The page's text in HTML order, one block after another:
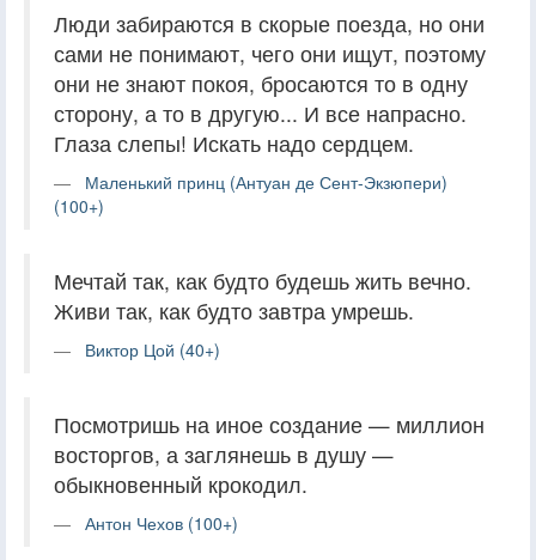
Люди забираются в скорые поезда, но они
сами не понимают, чего они ищут, поэтому
они не знают покоя, бросаются то в одну
сторону, а то в другую... И все напрасно.
Глаза слепы! Искать надо сердцем.
Маленький принц (Антуан де Сент-Экзюпери)
(100+)
Мечтай так, как будто будешь жить вечно.
Живи так, как будто завтра умрешь.
Виктор Цой (40+)
Посмотришь на иное создание — миллион
восторгов, а заглянешь в душу —
обыкновенный крокодил.
Антон Чехов (100+)